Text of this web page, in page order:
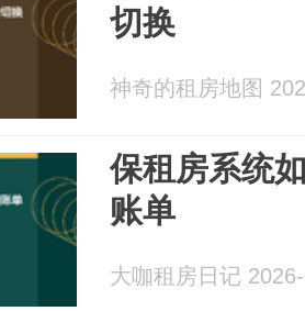
切换
神奇的租房地图
保租房系统
账单
大咖租房日记